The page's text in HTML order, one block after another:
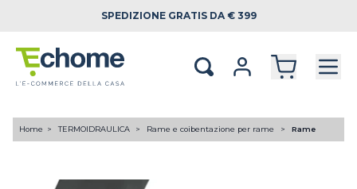
SPEDIZIONE GRATIS DA € 399
Home TERMOIDRAULICA Rame e coibentazione per rame Rame